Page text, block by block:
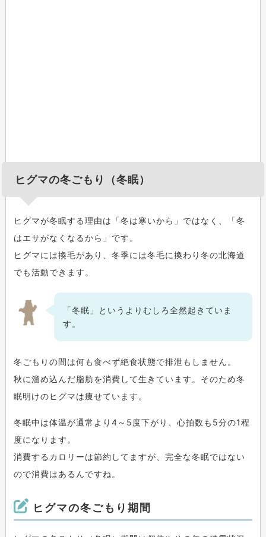
ヒグマの冬ごもり（冬眠）
ヒグマが冬眠する理由は「冬は寒いから」ではなく、「冬
はエサがなくなるから」です。
ヒグマには換毛があり、冬季には冬毛に換わり冬の北海道
でも活動できます。
「冬眠」というよりむしろ全然起きていま
す。
冬ごもりの間は何も食べず絶食状態で排泄もしません。
秋に溜め込んだ脂肪を消費して生きています。そのため冬
眠明けのヒグマは痩せています。
冬眠中は体温が通常より4～5度下がり、心拍数も5分の1程
度になります。
消費するカロリーは節約してますが、完全な冬眠ではない
ので消費はあるんですね。
ヒグマの冬ごもり期間